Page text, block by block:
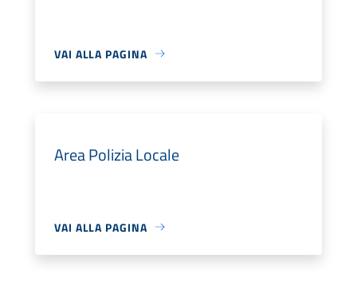
VAI ALLA PAGINA
Area Polizia Locale
VAI ALLA PAGINA